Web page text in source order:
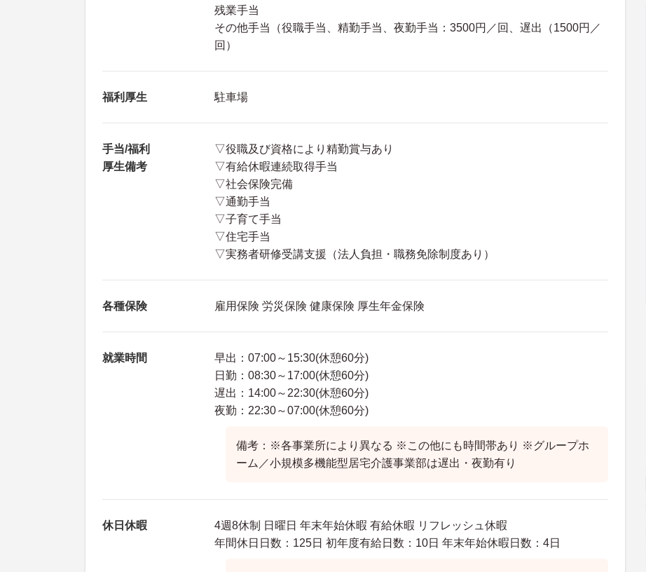
残業手当
その他手当（役職手当、精勤手当、夜勤手当：3500円／回、遅出（1500円／
回）
福利厚生 駐車場
手当/福利
厚生備考
▽役職及び資格により精勤賞与あり
▽有給休暇連続取得手当
▽社会保険完備
▽通勤手当
▽子育て手当
▽住宅手当
▽実務者研修受講支援（法人負担・職務免除制度あり）
各種保険 雇用保険 労災保険 健康保険 厚生年金保険
就業時間
早出：07:00～15:30(休憩60分)
日勤：08:30～17:00(休憩60分)
遅出：14:00～22:30(休憩60分)
夜勤：22:30～07:00(休憩60分)
備考：※各事業所により異なる ※この他にも時間帯あり ※グループホ
ーム／小規模多機能型居宅介護事業部は遅出・夜勤有り
休日休暇
4週8休制 日曜日 年末年始休暇 有給休暇 リフレッシュ休暇
年間休日日数：125日 初年度有給日数：10日 年末年始休暇日数：4日